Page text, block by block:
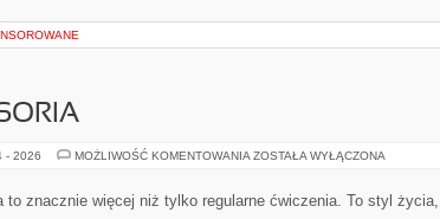
- 2026 MOŻLIWOŚĆ KOMENTOWANIA SPRZĘT
ZOSTAŁA WYŁĄCZONA
znacznie więcej niż tylko regularne ćwiczenia. To styl życia,